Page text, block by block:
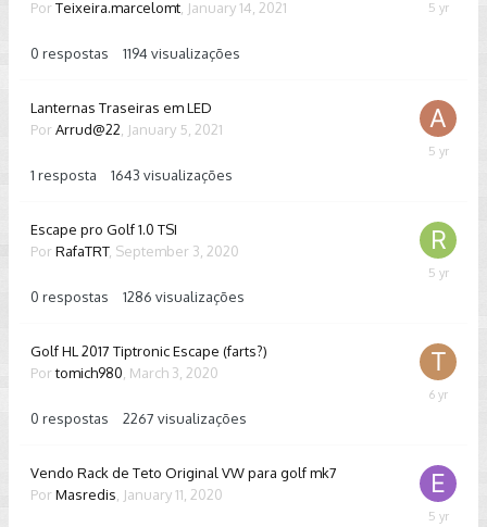
Por Teixeira.marcelomt January 14, 2021
0 respostas 1194 visualizações
January
Lanternas Traseiras em LED
Por Arrud@22 January 5, 2021
1 resposta 1643 visualizações
January
Escape pro Golf 1.0 TSI
Por RafaTRT, September 3, 2020
0 respostas 1286 visualizações
Golf HL 2017 Tiptronic Escape (farts?)
Portomich980 March 3, 2020
0 respostas 2267 visualizações
March
Vendo Rack de Teto Original VW para golf mk7
Por Masredis January 11, 2020
July